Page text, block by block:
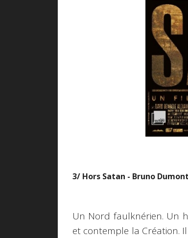
3/ Hors Satan - Bruno Dumont
Un Nord faulknérien. Un
et contemple la Création.